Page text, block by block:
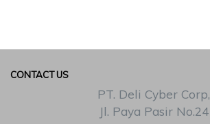
CONTACT US
PT. Deli Cyber Corp,
Jl. Paya Pasir No.24